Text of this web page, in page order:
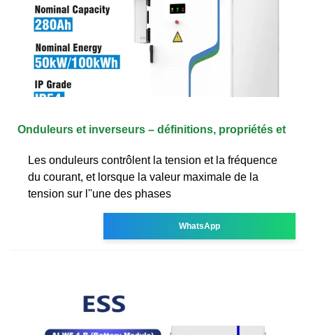
Onduleurs et inverseurs – définitions, propriétés et
Les onduleurs contrôlent la tension et la fréquence
du courant, et lorsque la valeur maximale de la
tension sur l''une des phases
WhatsApp